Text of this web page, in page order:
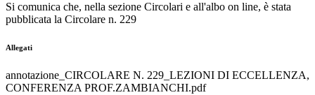
Si comunica che, nella sezione Circolari e all'albo on line, è stata
pubblicata la Circolare n. 229
Allegati
annotazione_CIRCOLARE N. 229_LEZIONI DI ECCELLENZA,
CONFERENZA PROF.ZAMBIANCHI.pdf